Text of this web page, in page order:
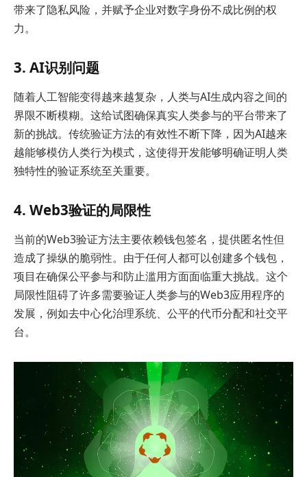
带来了隐私风险，并赋予企业对数字身份不成比例的权
力。
3. AI识别问题
随着人工智能变得越来越复杂，人类与AI生成内容之间的
界限不断模糊。这给试图确保真实人类参与的平台带来了
新的挑战。传统验证方法的有效性不断下降，因为AI越来
越能够模仿人类行为模式，这使得开发能够明确证明人类
独特性的验证系统至关重要。
4. Web3验证的局限性
当前的Web3验证方法主要依赖钱包签名，提供匿名性但
造成了操纵的脆弱性。由于任何人都可以创建多个钱包，
项目在确保公平参与和防止滥用方面面临重大挑战。这个
局限性阻碍了许多需要验证人类参与的Web3应用程序的
发展，例如去中心化治理系统、公平的代币分配和社交平
台。